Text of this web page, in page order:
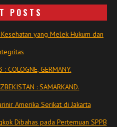
POSTS
yang Melek Hukum dan
COLOGNE, GERMANY.
: SAMARKAND.
Amerika Serikat di Jakarta
Dibahas pada Pertemuan SPPB